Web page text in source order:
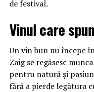
de festival.
Vinul care
Un vin bun nu începe
Zaig se regăsesc
pentru natură și
fără a pierde legătura